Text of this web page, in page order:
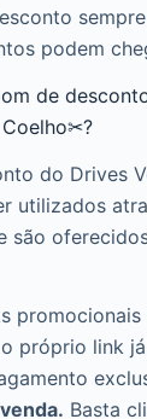
podem
de
do Drives
utilizados
são
próprio link
Basta